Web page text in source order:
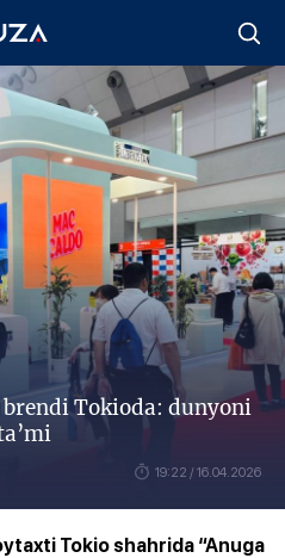
Tokioda: dunyoni
19:22 / 16.04.2026
Tokio shahrida “Anuga